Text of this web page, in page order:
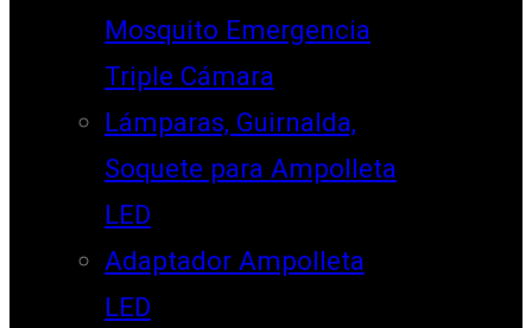
Mosquito Emergencia
Triple Cámara
Lámparas, Guirnalda,
Soquete para Ampolleta
LED
Adaptador Ampolleta
LED